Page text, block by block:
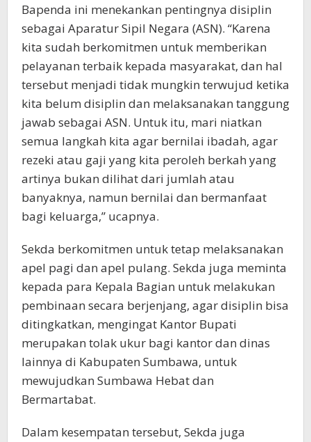
Bapenda ini menekankan pentingnya disiplin
sebagai Aparatur Sipil Negara (ASN). “Karena
kita sudah berkomitmen untuk memberikan
pelayanan terbaik kepada masyarakat, dan hal
tersebut menjadi tidak mungkin terwujud ketika
kita belum disiplin dan melaksanakan tanggung
jawab sebagai ASN. Untuk itu, mari niatkan
semua langkah kita agar bernilai ibadah, agar
rezeki atau gaji yang kita peroleh berkah yang
artinya bukan dilihat dari jumlah atau
banyaknya, namun bernilai dan bermanfaat
bagi keluarga,” ucapnya.
Sekda berkomitmen untuk tetap melaksanakan
apel pagi dan apel pulang. Sekda juga meminta
kepada para Kepala Bagian untuk melakukan
pembinaan secara berjenjang, agar disiplin bisa
ditingkatkan, mengingat Kantor Bupati
merupakan tolak ukur bagi kantor dan dinas
lainnya di Kabupaten Sumbawa, untuk
mewujudkan Sumbawa Hebat dan
Bermartabat.
Dalam kesempatan tersebut, Sekda juga